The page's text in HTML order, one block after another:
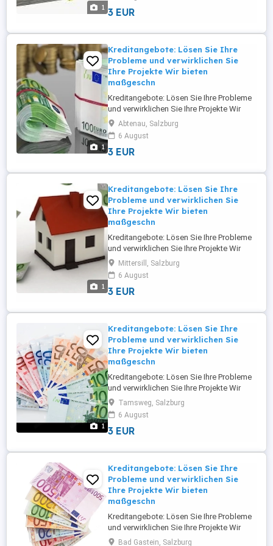
1
Privatpersonen, Unternehmer, KMU und
Großunternehmen in ganz Europa und
Investitionen von 5.000 bis 95.000.000 ...
3 EUR
1
Kreditangebote: Lösen Sie Ihre
Probleme und verwirklichen Sie
Ihre Projekte Wir bieten
maßgeschn
Kreditangebote: Lösen Sie Ihre Probleme
und verwirklichen Sie Ihre Projekte Wir
bieten maßgeschneiderte Finanzierungs-
und Investitionslösungen für
Privatpersonen, Unternehmer, KMU und
Großunternehmen in ganz Europa und
Investitionen von 5.000 bis 95.000.000 ...
Abtenau, Salzburg
6 August
3 EUR
1
Kreditangebote: Lösen Sie Ihre
Probleme und verwirklichen Sie
Ihre Projekte Wir bieten
maßgeschn
Kreditangebote: Lösen Sie Ihre Probleme
und verwirklichen Sie Ihre Projekte Wir
bieten maßgeschneiderte Finanzierungs-
und Investitionslösungen für
Privatpersonen, Unternehmer, KMU und
Großunternehmen in ganz Europa und
Investitionen von 5.000 bis 95.000.000 ...
Mittersill, Salzburg
6 August
3 EUR
1
Kreditangebote: Lösen Sie Ihre
Probleme und verwirklichen Sie
Ihre Projekte Wir bieten
maßgeschn
Kreditangebote: Lösen Sie Ihre Probleme
und verwirklichen Sie Ihre Projekte Wir
bieten maßgeschneiderte Finanzierungs-
und Investitionslösungen für
Privatpersonen, Unternehmer, KMU und
Großunternehmen in ganz Europa und
Investitionen von 5.000 bis 95.000.000 ...
Tamsweg, Salzburg
6 August
3 EUR
Kreditangebote: Lösen Sie Ihre
Probleme und verwirklichen Sie
Ihre Projekte Wir bieten
maßgeschn
Kreditangebote: Lösen Sie Ihre Probleme
und verwirklichen Sie Ihre Projekte Wir
bieten maßgeschneiderte Finanzierungs-
Bad Gastein, Salzburg